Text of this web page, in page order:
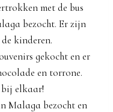
met de bus
bezocht. Er zijn
kinderen.
gekocht en er
en torrone.
bij elkaar!
Malaga bezocht en